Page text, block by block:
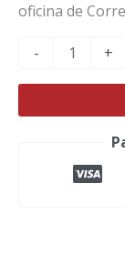
oficina de
- +